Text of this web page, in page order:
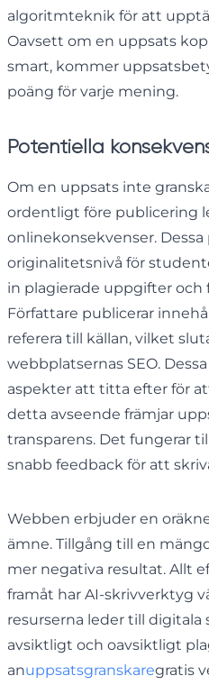
algoritmteknik för att
Oavsett om en uppsats
smart, kommer
poäng för varje mening.
Potentiella
Om en uppsats inte
ordentligt före publicering
onlinekonsekvenser.
originalitetsnivå för
in plagierade uppgifter och
Författare publicerar
referera till källan, vilket
webbplatsernas SEO.
aspekter att titta efter för
detta avseende främjar
transparens. Det fungerar
snabb feedback för att
Webben erbjuder en
ämne. Tillgång till en
mer negativa resultat. Allt
framåt har AI-skrivverktyg
resurserna leder till digitala
avsiktligt och oavsiktligt
anuppsatsgranskaregratis